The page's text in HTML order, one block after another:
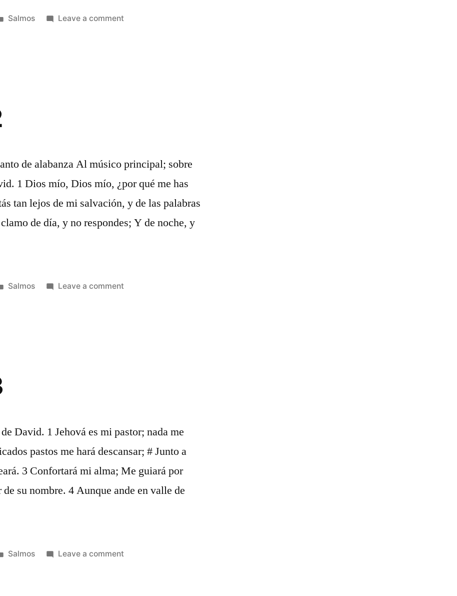
Posted
Salmos Leave a commenton
de alabanza Al músico principal; sobre
1 Dios mío, Dios mío, ¿por qué me has
tan lejos de mi salvación, y de las palabras
de día, y no respondes; Y de noche, y
Posted
Salmos Leave a commenton
David. 1 Jehová es mi pastor; nada me
pastos me hará descansar; # Junto a
3 Confortará mi alma; Me guiará por
su nombre. 4 Aunque ande en valle de
Posted
Salmos Leave a commenton